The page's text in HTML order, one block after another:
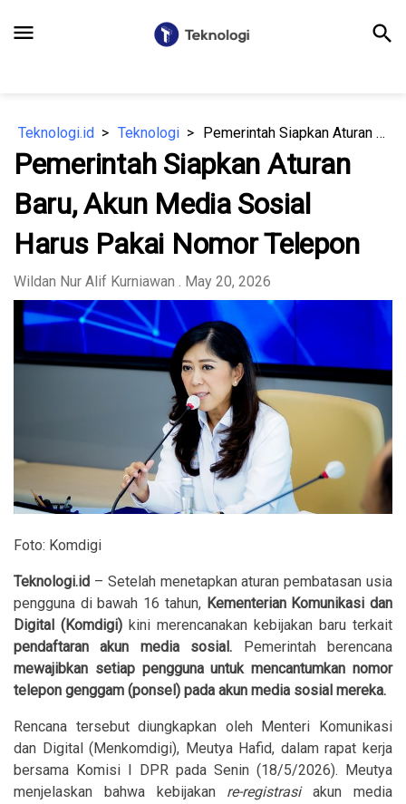
menu search
Teknologi.id Teknologi Pemerintah Siapkan Aturan Baru, Akun Media Sosial Harus Pakai Nomor Telepon
Pemerintah Siapkan Aturan
Baru, Akun Media Sosial
Harus Pakai Nomor Telepon
Wildan Nur Alif Kurniawan . May 20, 2026
Foto: Komdigi
Teknologi.id – Setelah menetapkan aturan pembatasan usia
pengguna di bawah 16 tahun, Kementerian Komunikasi dan
Digital (Komdigi) kini merencanakan kebijakan baru terkait
pendaftaran akun media sosial. Pemerintah berencana
mewajibkan setiap pengguna untuk mencantumkan nomor
telepon genggam (ponsel) pada akun media sosial mereka.
Rencana tersebut diungkapkan oleh Menteri Komunikasi
dan Digital (Menkomdigi), Meutya Hafid, dalam rapat kerja
bersama Komisi I DPR pada Senin (18/5/2026). Meutya
menjelaskan bahwa kebijakan re-registrasiakun media